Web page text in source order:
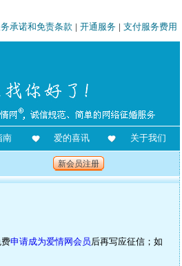
承诺和免责条款 | 开通服务 | 支付服务费用
南 爱的喜讯 关于我们
新会员注册
申请成为爱情网会员后再写应征信；如